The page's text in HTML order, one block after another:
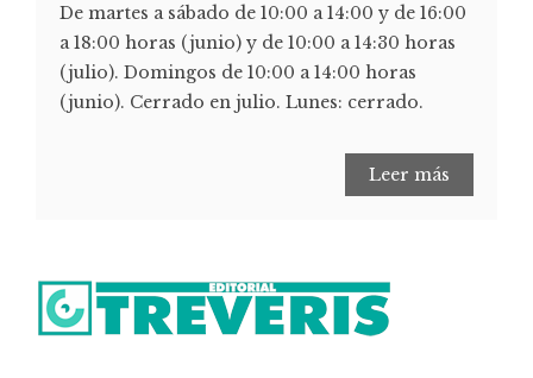
De martes a sábado de 10:00 a 14:00 y de 16:00
a 18:00 horas (junio) y de 10:00 a 14:30 horas
(julio). Domingos de 10:00 a 14:00 horas
(junio). Cerrado en julio. Lunes: cerrado.
Leer más